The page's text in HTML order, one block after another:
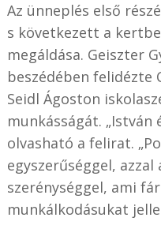
Az ünneplés első
s következett a
megáldása. Geiszter
beszédében felidézte
Seidl Ágoston
munkásságát. „István
olvasható a felirat.
egyszerűséggel,
szerénységgel, ami
munkálkodásukat